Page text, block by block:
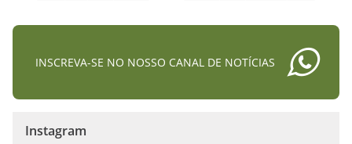
INSCREVA-SE NO NOSSO CANAL DE NOTÍCIAS
Instagram